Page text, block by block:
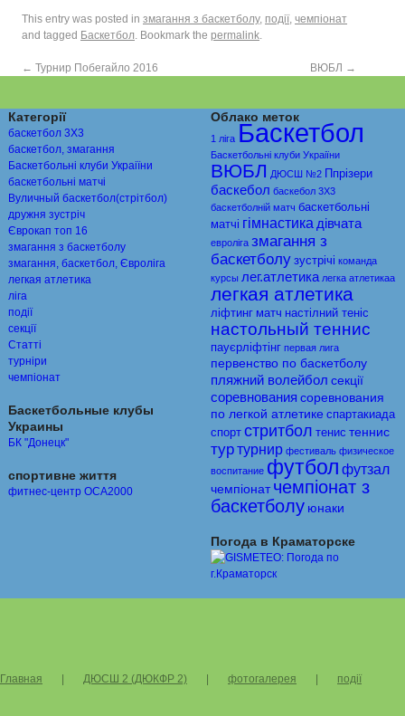
This entry was posted in змагання з баскетболу, події, чемпіонат
and tagged Баскетбол. Bookmark the permalink.
← Турнир Побегайло 2016 ВЮБЛ →
Категорії
баскетбол 3Х3
баскетбол, змагання
Баскетбольні клуби Украіїни
баскетбольні матчі
Вуличный баскетбол(стрітбол)
дружня зустріч
Єврокап топ 16
змагання з баскетболу
змагання, баскетбол, Євроліга
легкая атлетика
ліга
події
секції
Статті
турніри
чемпіонат
Баскетбольные клубы
Украины
БК "Донецк"
спортивне життя
фитнес-центр ОСА2000
Облако меток
1 ліга Баскетбол
Баскетбольні клуби Украіїни
ВЮБЛ ДЮСШ №2 Ппрiзери
баскебол баскебол 3Х3
баскетболній матч баскетбольні
матчі гімнастика дівчата
евролiга змагання з
баскетболу зустрічі команда
курсы лег.атлетика легка атлетикаа
легкая атлетика
ліфтинг матч настiлний тенiс
настольный теннис
пауєрліфтінг первая лига
первенство по баскетболу
пляжний волейбол секції
соревнования соревнования
по легкой атлетике спартакиада
спорт стритбол тенис теннис
туртурнир фестиваль физическое
воспитание футбол футзал
чемпіонат чемпіонат з
баскетболу юнаки
Погода в Краматорске
Главная ДЮСШ 2 (ДЮКФР 2) фотогалерея події